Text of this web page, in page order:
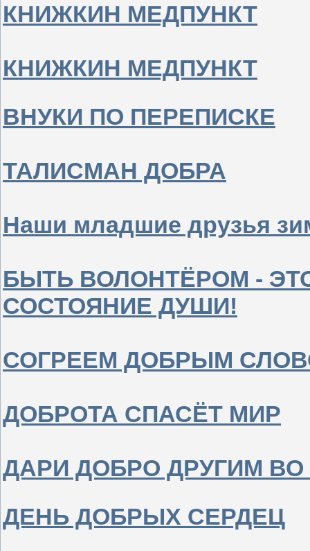
КНИЖКИН МЕДПУНКТ
КНИЖКИН МЕДПУНКТ
ВНУКИ ПО ПЕРЕПИСКЕ
ТАЛИСМАН ДОБРА
Наши младшие друзья
БЫТЬ ВОЛОНТЁРОМ -
СОСТОЯНИЕ ДУШИ!
СОГРЕЕМ ДОБРЫМ
ДОБРОТА СПАСЁТ МИР
ДАРИ ДОБРО ДРУГИМ ВО
ДЕНЬ ДОБРЫХ СЕРДЕЦ